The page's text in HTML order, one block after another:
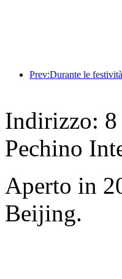
Indirizzo: 8
Pechino
Aperto in
Beijing.